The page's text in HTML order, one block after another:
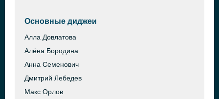
Основные диджеи
Алла Довлатова
Алёна Бородина
Анна Семенович
Дмитрий Лебедев
Макс Орлов